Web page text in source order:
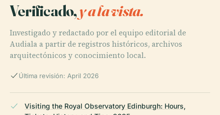
Verificado,y a la vista.
Investigado y redactado por el equipo editorial de
Audiala a partir de registros históricos, archivos
arquitectónicos y conocimiento local.
Última revisión: April 2026
Visiting the Royal Observatory Edinburgh: Hours,